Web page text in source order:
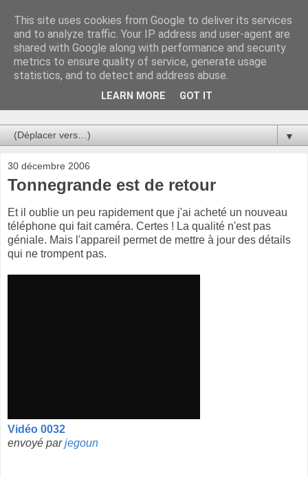
Au bistro !
La connerie étant le seul chemin susceptible de nous faire
entrevoir une parcelle de vérité, utilisons la par des moyens
de communication efficaces. Le temps qu'on remplisse nos
▼
30 décembre 2006
Tonnegrande est de retour
Et il oublie un peu rapidement que j'ai acheté un nouveau
téléphone qui fait caméra. Certes ! La qualité n'est pas
géniale. Mais l'appareil permet de mettre à jour des détails
qui ne trompent pas.
Vidéo 0032
envoyé parjegoun
This site uses cookies from Google to deliver its services
and to analyze traffic. Your IP address and user-agent are
shared with Google along with performance and security
metrics to ensure quality of service, generate usage
statistics, and to detect and address abuse.
LEARN MORE GOT IT